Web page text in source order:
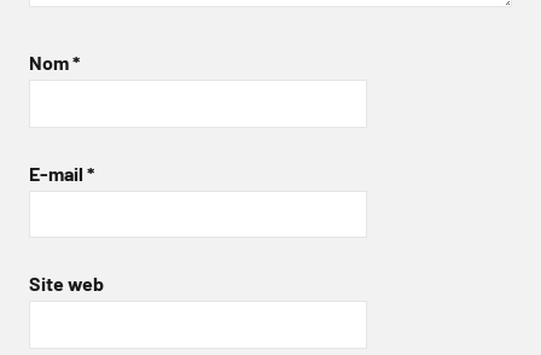
Nom*
E-mail *
Site web